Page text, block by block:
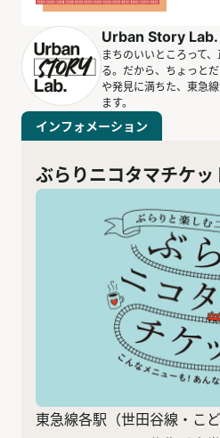
Urban Story Lab.
まちのいいところって
る。だから、ちょっと
や発見に満ちた、東急
ます。
インフォメーション
ぶらりニコタマチケッ
東急線各駅（世田谷線・こ